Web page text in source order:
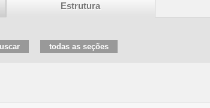
Estrutura